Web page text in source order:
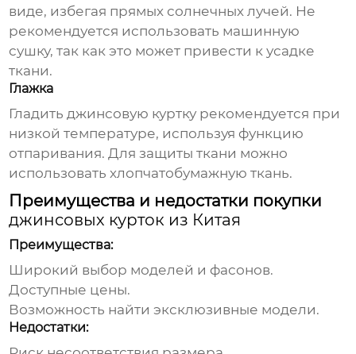
виде, избегая прямых солнечных лучей. Не
рекомендуется использовать машинную
сушку, так как это может привести к усадке
ткани.
Глажка
Гладитьджинсовую куртку рекомендуется при
низкой температуре, используя функцию
отпаривания. Для защиты ткани можно
использовать хлопчатобумажную ткань.
Преимущества и недостатки покупки
джинсовых курток из Китая
Преимущества:
Широкий выбор моделей и фасонов.
Доступные цены.
Возможность найти эксклюзивные модели.
Недостатки: